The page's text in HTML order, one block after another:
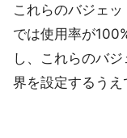
これらのバジェ
では使用率が
し、これらのバ
界を設定するうえ